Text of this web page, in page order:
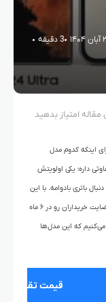
3 دقیقه
مقاله امتیاز بدهید
اینکه کدوم مدل
داره؛ یکی اولویتش
باتری بادوامه. با این
حال، بین مدل‌های مختلف، چند گوشی هستن که بیشترین رضایت خریداران رو در ۶ ماه
که این مدل‌ها
قیمت تقریبی